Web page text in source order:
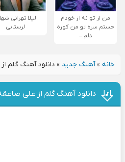
من از تو نه از خودم
خستم سره تو من کوره
دلم –
لیلا تهرانی
لرستانی
خانه»آهنگ جدید » دانلود آهنگ گلم از
دانلود آهنگ گلم از علی صاعقه (8